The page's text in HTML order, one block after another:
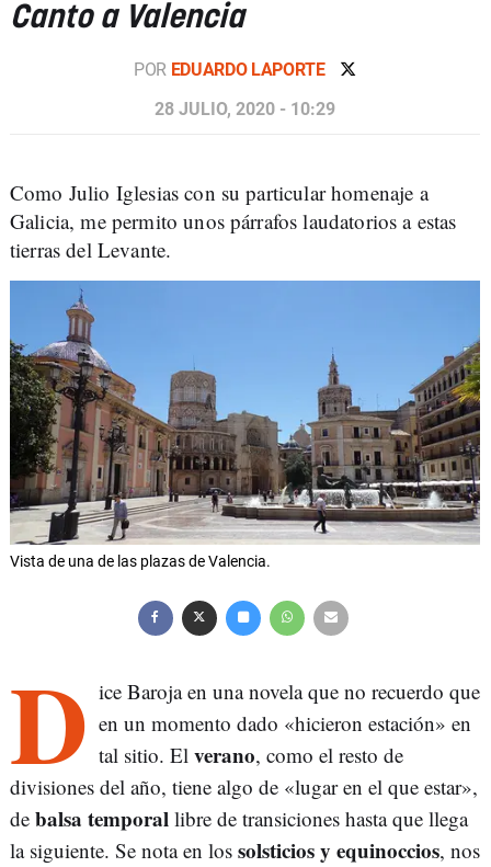
Canto a Valencia
POR EDUARDO LAPORTE
28 JULIO, 2020 - 10:29
Como Julio Iglesias con su particular homenaje a
Galicia, me permito unos párrafos laudatorios a estas
tierras del Levante.
Vista de una de las plazas de Valencia.
D ice Baroja en una novela que no recuerdo que
en un momento dado «hicieron estación» en
tal sitio. El verano, como el resto de
divisiones del año, tiene algo de «lugar en el que estar»,
de balsa temporal libre de transiciones hasta que llega
la siguiente. Se nota en los solsticios y equinoccios, nos